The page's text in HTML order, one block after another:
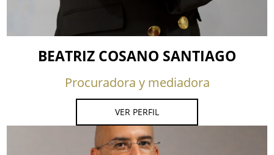
BEATRIZ COSANO SANTIAGO
Procuradora y mediadora
VER PERFIL